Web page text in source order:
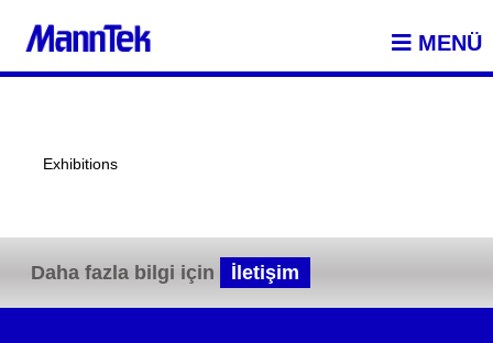
MENÜ
Exhibitions
Daha fazla bilgi için İletişim